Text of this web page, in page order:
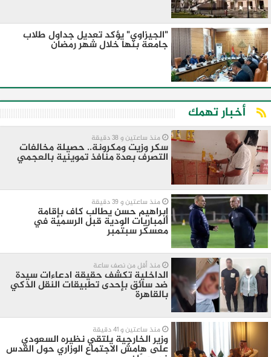
"الجيزاوي" يؤكد تعديل جداول طلاب
جامعة بنها خلال شهر رمضان
أخبار تهمك
منذ ساعتين و 38 دقيقة
سكر وزيت ومكرونة.. حصيلة مخالفات
التصرف بعدة منافذ تموينية بالعجمي
منذ ساعتين و 39 دقيقة
إبراهيم حسن يطالب كاف بإقامة
المباريات الودية قبل الرسمية في
معسكر سبتمبر
منذ أقل من نصف ساعة
الداخلية تكشف حقيقة ادعاءات سيدة
ضد سائق بإحدى تطبيقات النقل الذكي
بالقاهرة
منذ ساعتين و 41 دقيقة
وزير الخارجية يلتقي نظيره السعودي
على هامش الاجتماع الوزاري حول القدس